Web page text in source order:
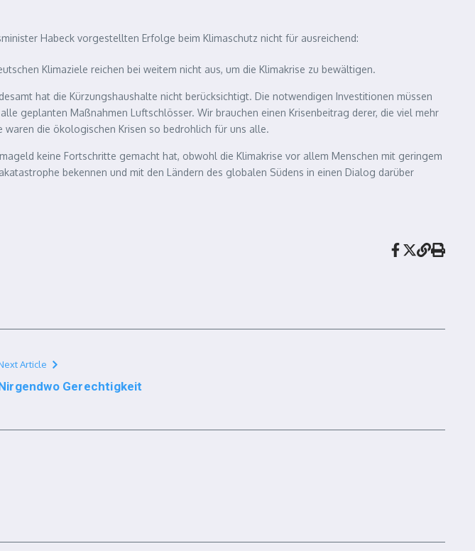
Habeck vorgestellten Erfolge beim Klimaschutz nicht für ausreichend:
Klimaziele reichen bei weitem nicht aus, um die Klimakrise zu bewältigen.
hat die Kürzungshaushalte nicht berücksichtigt. Die notwendigen Investitionen müssen
geplanten Maßnahmen Luftschlösser. Wir brauchen einen Krisenbeitrag derer, die viel mehr
die ökologischen Krisen so bedrohlich für uns alle.
keine Fortschritte gemacht hat, obwohl die Klimakrise vor allem Menschen mit geringem
bekennen und mit den Ländern des globalen Südens in einen Dialog darüber
Article
Gerechtigkeit